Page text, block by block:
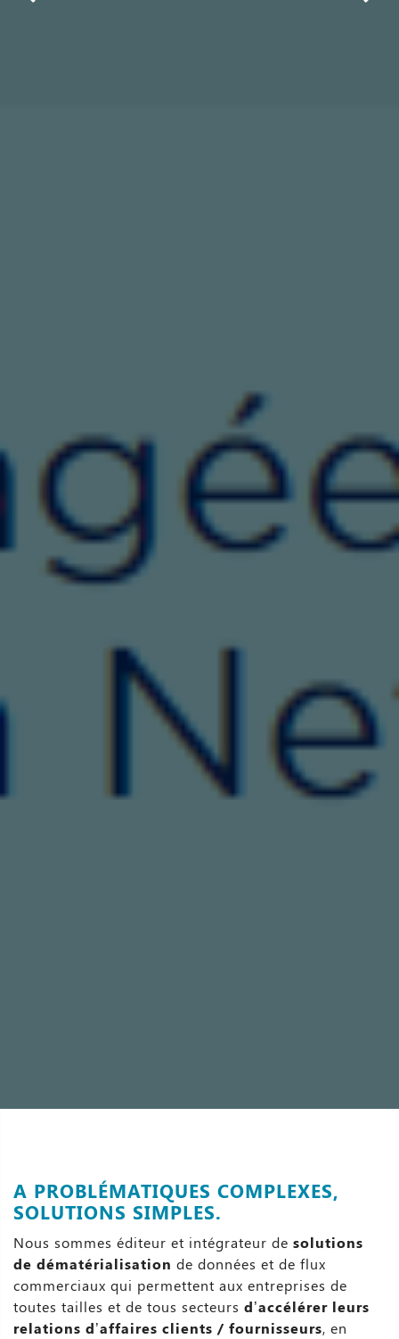
A PROBLÉMATIQUES COMPLEXES,
SOLUTIONS SIMPLES.
Nous sommes éditeur et intégrateur de solutions
de dématérialisation de données et de flux
commerciaux qui permettent aux entreprises de
toutes tailles et de tous secteurs d’accélérer leurs
relations d’affaires clients / fournisseurs, en